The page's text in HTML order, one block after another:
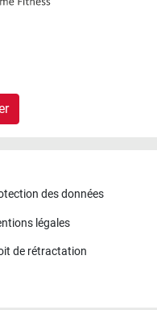
des données
légales
de rétractation